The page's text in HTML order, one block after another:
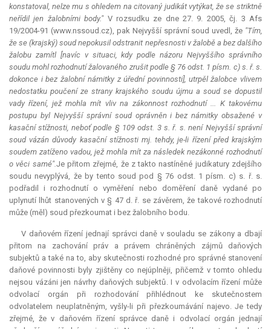
konstatoval, nelze mu s ohledem na citovaný judikátvytýkat, že se striktně
neřídil jen žalobními body."V rozsudku ze dne 27. 9. 2005, čj. 3 Afs
19/2004-91 (www.nssoud.cz), pak Nejvyšší správní soud uvedl, že "Tím,
že se (krajský) soud nepokusil odstranit nepřesnosti v žalobě a bez dalšího
žalobu zamítl [navíc v situaci, kdy podle názoru Nejvyššího správního
soudu mohl rozhodnutí žalovaného zrušit podle § 76 odst. 1 písm. c) s. ř. s.
dokonce i bez žalobní námitky z úřední povinnosti], utrpěl žalobce vlivem
nedostatku poučení ze strany krajského soudu újmu a soud se dopustil
vady řízení, jež mohla mít vliv na zákonnost rozhodnutí ... K takovému
postupu byl Nejvyšší správní soud oprávněn i bez námitky obsažené v
kasační stížnosti, neboť podle § 109 odst. 3 s. ř. s. není Nejvyšší správní
soud vázán důvody kasační stížnosti mj. tehdy, je-li řízení před krajským
soudem zatíženo vadou, jež mohla mít za následek nezákonné rozhodnutí
o věci samé".Je přitom zřejmé, že z takto nastíněné judikatury zdejšího
soudu nevyplývá, že by tento soud pod § 76 odst. 1 písm. c) s. ř. s.
podřadil i rozhodnutí o vyměření nebo doměření daně vydané po
uplynutí lhůt stanovených v § 47 d. ř. se závěrem, že takové rozhodnutí
může (měl) soud přezkoumat i bez žalobního bodu.
V daňovém řízení jednají správci daně v souladu se zákony a dbají
přitom na zachování práv a právem chráněných zájmů daňových
subjektů a také na to, aby skutečnosti rozhodné pro správné stanovení
daňové povinnosti byly zjištěny co nejúplněji, přičemž v tomto ohledu
nejsou vázáni jen návrhy daňových subjektů. I v odvolacím řízení může
odvolací orgán při rozhodování přihlédnout ke skutečnostem
odvolatelem neuplatněným, vyšly-li při přezkoumávání najevo. Je tedy
zřejmé, že v daňovém řízení správce daně i odvolací orgán jednají